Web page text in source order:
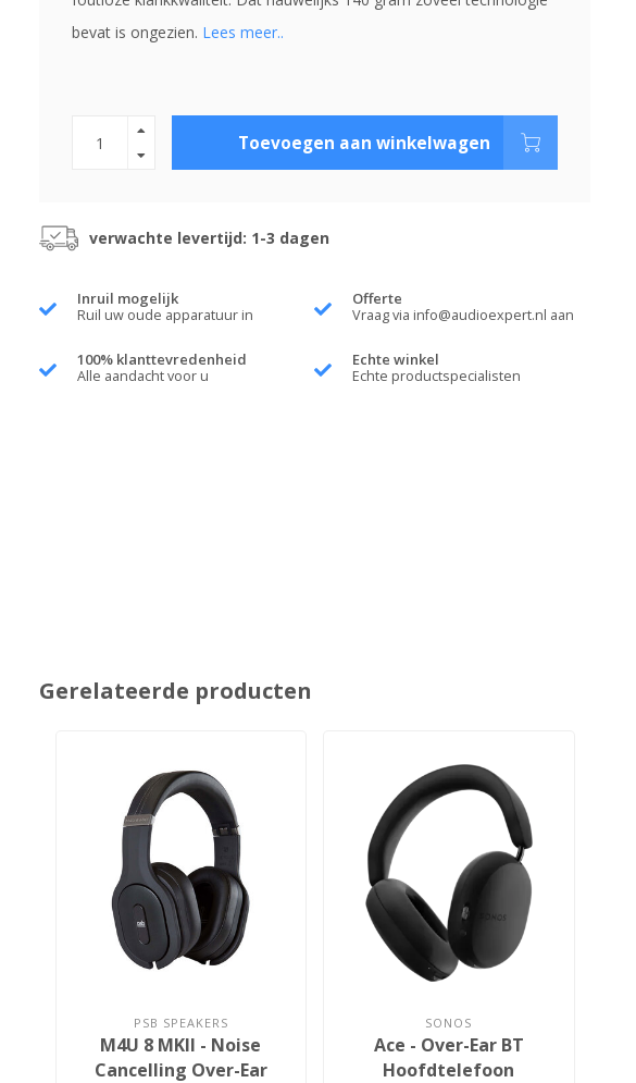
bevat is ongezien. Lees meer..
Toevoegen aan winkelwagen
verwachte levertijd: 1-3 dagen
Inruil mogelijk
Ruil uw oude apparatuur in
Offerte
Vraag via info@audioexpert.nl aan
100% klanttevredenheid
Alle aandacht voor u
Echte winkel
Echte productspecialisten
Gerelateerde producten
PSB SPEAKERS
M4U 8 MKII - Noise
Cancelling Over-Ear
SONOS
Ace - Over-Ear BT
Hoofdtelefoon